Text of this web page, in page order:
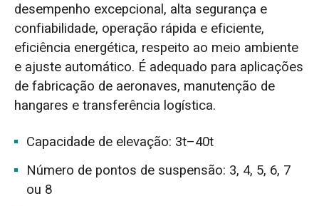
desempenho excepcional, alta segurança e
confiabilidade, operação rápida e eficiente,
eficiência energética, respeito ao meio ambiente
e ajuste automático. É adequado para aplicações
de fabricação de aeronaves, manutenção de
hangares e transferência logística.
Capacidade de elevação: 3t–40t
Número de pontos de suspensão: 3, 4, 5, 6, 7
ou 8